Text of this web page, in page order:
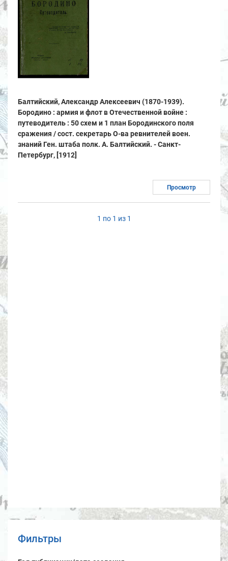
Балтийский, Александр Алексеевич (1870-1939).
Бородино : армия и флот в Отечественной войне :
путеводитель : 50 схем и 1 план Бородинского поля
сражения / сост. секретарь О-ва ревнителей воен.
знаний Ген. штаба полк. А. Балтийский. - Санкт-
Петербург, [1912]
Просмотр
1 по 1 из 1
Фильтры